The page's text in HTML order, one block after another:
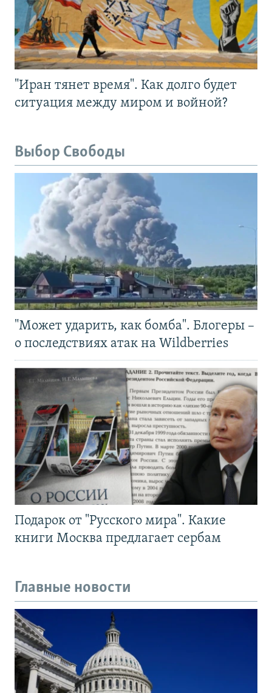
"Иран тянет время". Как долго будет
ситуация между миром и войной?
Выбор Свободы
"Может ударить, как бомба". Блогеры –
о последствиях атак на Wildberries
Подарок от "Русского мира". Какие
книги Москва предлагает сербам
Главные новости